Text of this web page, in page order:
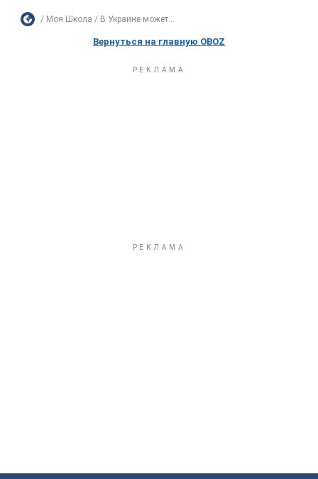
Моя Школа В Украине может...
Вернуться на главную OBOZ